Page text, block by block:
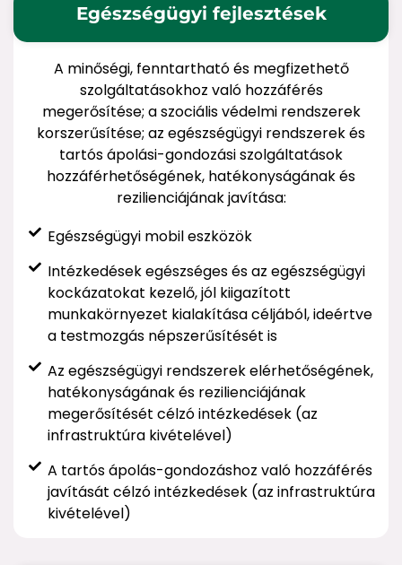
Egészségügyi fejlesztések
A minőségi, fenntartható és megfizethető
szolgáltatásokhoz való hozzáférés
megerősítése; a szociális védelmi rendszerek
korszerűsítése; az egészségügyi rendszerek és
tartós ápolási-gondozási szolgáltatások
hozzáférhetőségének, hatékonyságának és
rezilienciájának javítása:
Egészségügyi mobil eszközök
Intézkedések egészséges és az egészségügyi
kockázatokat kezelő, jól kiigazított
munkakörnyezet kialakítása céljából, ideértve
a testmozgás népszerűsítését is
Az egészségügyi rendszerek elérhetőségének,
hatékonyságának és rezilienciájának
megerősítését célzó intézkedések (az
infrastruktúra kivételével)
A tartós ápolás-gondozáshoz való hozzáférés
javítását célzó intézkedések (az infrastruktúra
kivételével)